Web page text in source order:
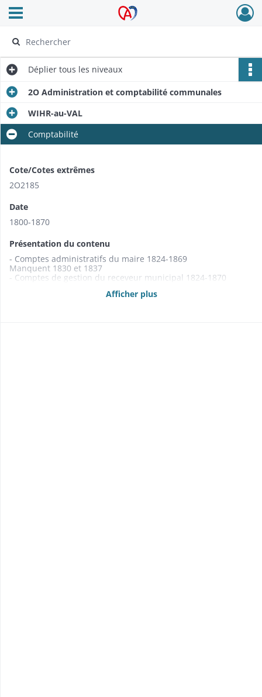
Archives Alsace - Colmar
Ouvrir le menu déroulant
Déplier tous les niveaux
2O Administration et comptabilité communales
WIHR-au-VAL
Comptabilité
Cote/Cotes extrêmes
2O2185
Date
1800-1870
Présentation du contenu
- Comptes administratifs du maire 1824-1869
Manquent 1830 et 1837
- Comptes de gestion du receveur municipal 1824-1870
Afficher plus